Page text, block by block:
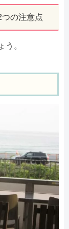
の注意点
う。